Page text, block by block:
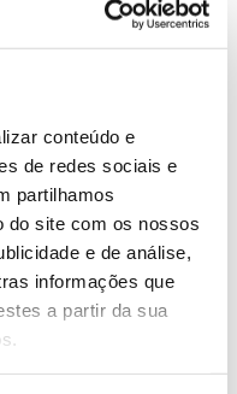
conteúdo e
de redes sociais e
partilhamos
do site com os nossos
e de análise,
informações que
a partir da sua
PRÓXIMO